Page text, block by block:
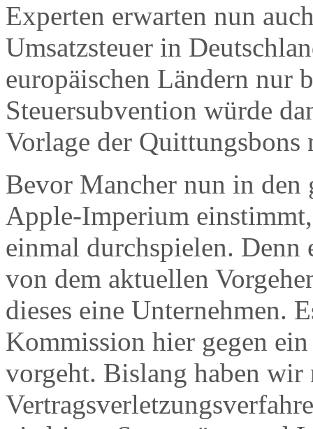
Experten erwarten nun
Umsatzsteuer in
europäischen Ländern nur
Steuersubvention würde
Vorlage der Quittungsbons
Bevor Mancher nun in den
Apple-Imperium
einmal durchspielen. Denn
von dem aktuellen
dieses eine Unternehmen.
Kommission hier gegen
vorgeht. Bislang haben